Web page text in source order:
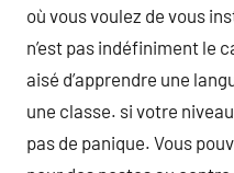
où vous voulez de vous
n’est pas indéfiniment le
aisé d’apprendre une
une classe. si votre
pas de panique. Vous